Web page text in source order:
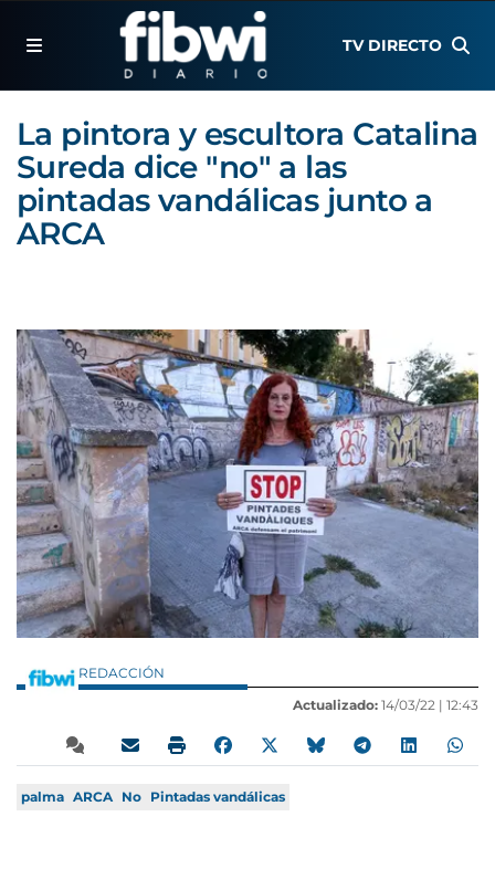
TV DIRECTO
La pintora y escultora Catalina
Sureda dice "no" a las
pintadas vandálicas junto a
ARCA
REDACCIÓN
Actualizado: 14/03/22 | 12:43
palma ARCA No Pintadas vandálicas